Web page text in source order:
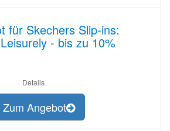
für Skechers Slip-ins:
- bis zu 10%
Details
Zum Angebot